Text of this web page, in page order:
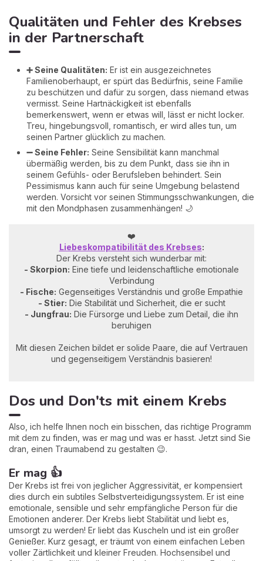
Qualitäten und Fehler des Krebses
in der Partnerschaft
➕ Seine Qualitäten: Er ist ein ausgezeichnetes
Familienoberhaupt, er spürt das Bedürfnis, seine Familie
zu beschützen und dafür zu sorgen, dass niemand etwas
vermisst. Seine Hartnäckigkeit ist ebenfalls
bemerkenswert, wenn er etwas will, lässt er nicht locker.
Treu, hingebungsvoll, romantisch, er wird alles tun, um
seinen Partner glücklich zu machen.
➖ Seine Fehler: Seine Sensibilität kann manchmal
übermäßig werden, bis zu dem Punkt, dass sie ihn in
seinem Gefühls- oder Berufsleben behindert. Sein
Pessimismus kann auch für seine Umgebung belastend
werden. Vorsicht vor seinen Stimmungsschwankungen, die
mit den Mondphasen zusammenhängen! 🌙
❤️
Liebeskompatibilität des Krebses:
Der Krebs versteht sich wunderbar mit:
- Skorpion: Eine tiefe und leidenschaftliche emotionale
Verbindung
- Fische: Gegenseitiges Verständnis und große Empathie
- Stier: Die Stabilität und Sicherheit, die er sucht
- Jungfrau: Die Fürsorge und Liebe zum Detail, die ihn
beruhigen
Mit diesen Zeichen bildet er solide Paare, die auf Vertrauen
und gegenseitigem Verständnis basieren!
Dos und Don'ts mit einem Krebs
Also, ich helfe Ihnen noch ein bisschen, das richtige Programm
mit dem zu finden, was er mag und was er hasst. Jetzt sind Sie
dran, einen Traumabend zu gestalten 😉.
Er mag 👍
Der Krebs ist frei von jeglicher Aggressivität, er kompensiert
dies durch ein subtiles Selbstverteidigungssystem. Er ist eine
emotionale, sensible und sehr empfängliche Person für die
Emotionen anderer. Der Krebs liebt Stabilität und liebt es,
umsorgt zu werden! Er liebt das Kuscheln und ist ein großer
Genießer. Kurz gesagt, er träumt von einem einfachen Leben
voller Zärtlichkeit und kleiner Freuden. Hochsensibel und